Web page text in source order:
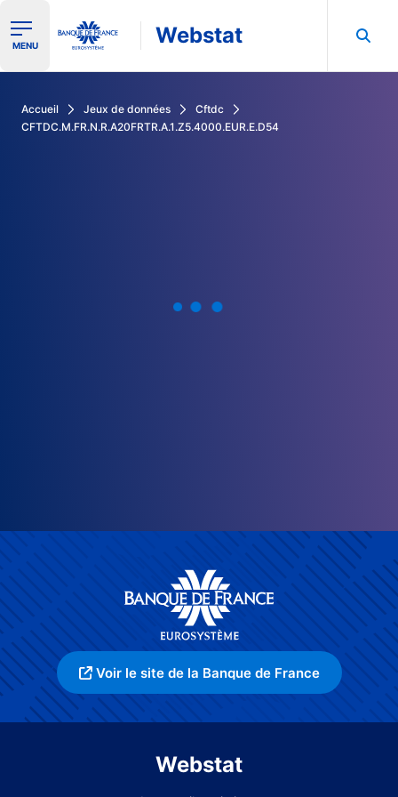
Ouvrir le menu de navigation
MENU Webstat
Accueil Jeux de données
Cftdc
CFTDC.M.FR.N.R.A20FRTR.A.1.Z5.4000.EUR.E.D54
Voir le site de la Banque de France
Webstat